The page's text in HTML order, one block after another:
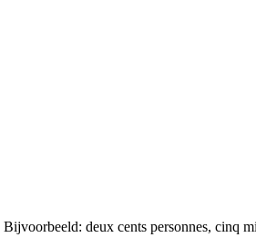
deux cents personnes, cinq